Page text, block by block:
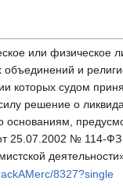
или физическое
и
которых судом
решение о
основаниям,
25.07.2002 № 114-
8327?single